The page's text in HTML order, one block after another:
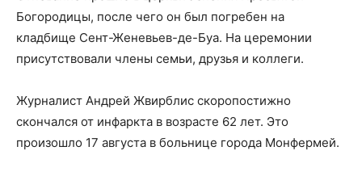
Богородицы, после чего он был погребен на
кладбище Сент-Женевьев-де-Буа. На церемонии
присутствовали члены семьи, друзья и коллеги.
Журналист Андрей Жвирблис скоропостижно
скончался от инфаркта в возрасте 62 лет. Это
произошло 17 августа в больнице города Монфермей.